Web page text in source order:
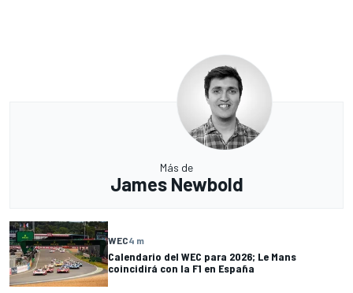
Más de
James Newbold
WEC4 m
Calendario del WEC para 2026; Le Mans
coincidirá con la F1 en España